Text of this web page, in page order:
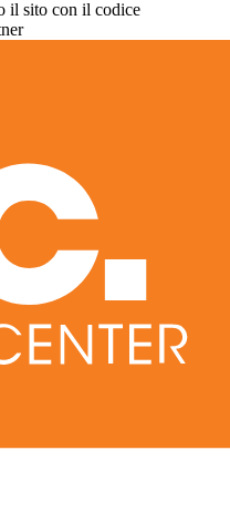
il sito con il codice